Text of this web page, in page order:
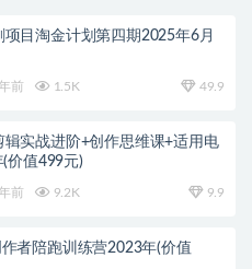
目淘金计划第四期2025年6月
前 1.5K 49.9
辑实战进阶+创作思维课+适用电
价值499元)
前 9.2K 9.9
者陪跑训练营2023年(价值